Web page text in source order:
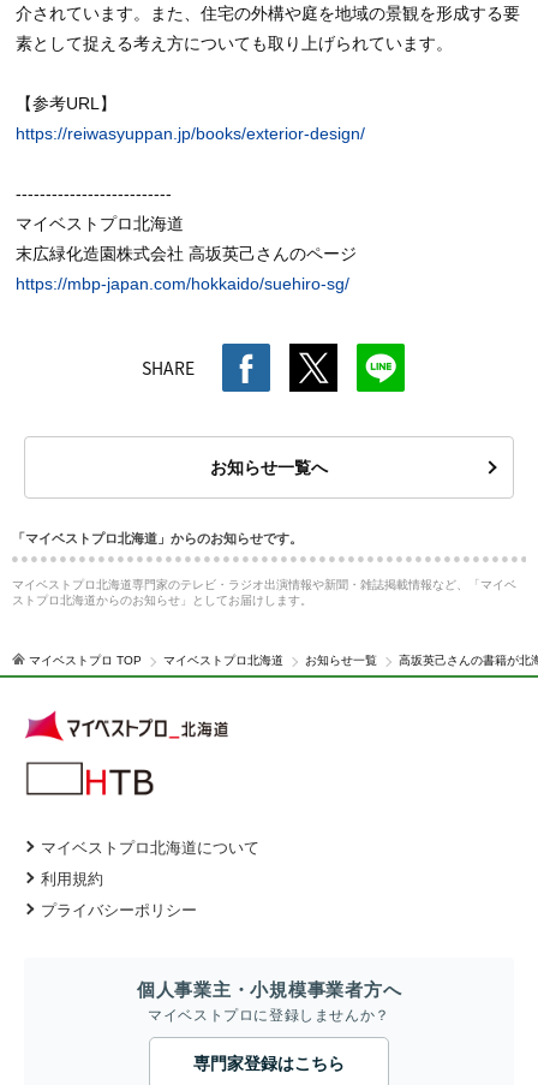
介されています。また、住宅の外構や庭を地域の景観を形成する要
素として捉える考え方についても取り上げられています。
【参考URL】
https://reiwasyuppan.jp/books/exterior-design/
--------------------------
マイベストプロ北海道
末広緑化造園株式会社 高坂英己さんのページ
https://mbp-japan.com/hokkaido/suehiro-sg/
SHARE
お知らせ一覧へ
「マイベストプロ北海道」からのお知らせです。
マイベストプロ北海道専門家のテレビ・ラジオ出演情報や新聞・雑誌掲載情報など、「マイベ
ストプロ北海道からのお知らせ」としてお届けします。
マイベストプロ TOP マイベストプロ北海道 お知らせ一覧 高坂英己さんの書籍が北
マイベストプロ北海道について
利用規約
プライバシーポリシー
個人事業主・小規模事業者方へ
マイベストプロに登録しませんか？
専門家登録はこちら